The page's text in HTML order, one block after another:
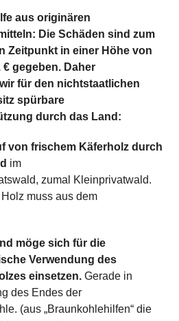
aus originären
Die Schäden sind zum
Zeitpunkt in einer Höhe von
€ gegeben. Daher
für den nichtstaatlichen
spürbare
durch das Land:
von frischem Käferholz durch
im
zumal Kleinprivatwald.
muss aus dem
möge sich für die
Verwendung des
einsetzen.Gerade in
des Endes der
(aus „Braunkohlehilfen“ die